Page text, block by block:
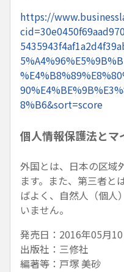
https://
8%B6&sort=score
個人情報保護法と
外国とは、日本の区域
ます。また、第三者と
ばよく、自然人（個人
いません。
発売日：2016年05月
出版社：三修社
編著等：戸塚 美砂